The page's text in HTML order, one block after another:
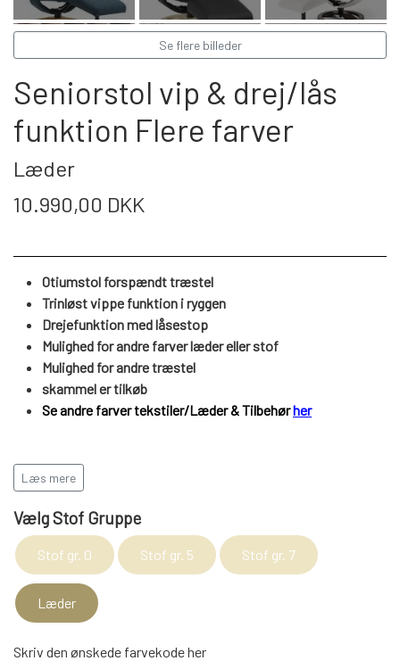
DAYBED/CHAISELONG
BELYSNING
REOL EDGE
REOL MISTRAL
REOL SIGN
BOGREOLER 40 CM DYBDE
VÆGPANELER
SPEJLE
BELYSNING
VÆGPANELER
SPEJLE
BELYSNING
VÆGPANELER
VÆGPANELER
SPEJLE
SPEJLE
PARKERING
AFHENTNING
Se flere billeder
Seniorstol vip & drej/lås
funktion Flere farver
Læder
10.990,00 DKK
Otiumstol forspændt træstel
Trinløst vippe funktion i ryggen
Drejefunktion med låsestop
Mulighed for andre farver læder eller stof
Mulighed for andre træstel
skammel er tilkøb
Se andre farver tekstiler/Læder & Tilbehørher
Læs mere
Vælg Stof Gruppe
Stof gr. 0 Stof gr. 5 Stof gr. 7
Læder
Skriv den ønskede farvekode her